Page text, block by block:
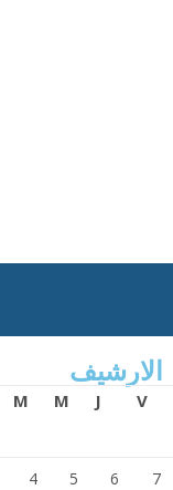
الارشيف
M M J V
4 5 6 7